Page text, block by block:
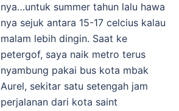
nya…untuk summer tahun lalu hawa
nya sejuk antara 15-17 celcius kalau
malam lebih dingin. Saat ke
petergof, saya naik metro terus
nyambung pakai bus kota mbak
Aurel, sekitar satu setengah jam
perjalanan dari kota saint